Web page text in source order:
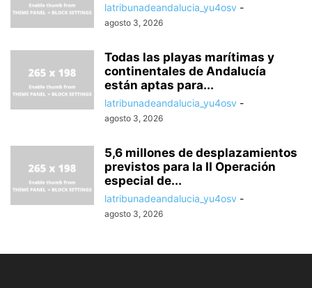
latribunadeandalucia_yu4osv -
agosto 3, 2026
Todas las playas marítimas y
continentales de Andalucía
están aptas para...
latribunadeandalucia_yu4osv -
agosto 3, 2026
5,6 millones de desplazamientos
previstos para la II Operación
especial de...
latribunadeandalucia_yu4osv -
agosto 3, 2026